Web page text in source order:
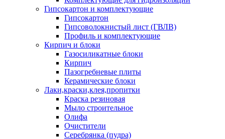
Гипсокартон и комплектующие
Гипсокартон
Гипсоволокнистый лист (ГВЛВ)
Профиль и комплектующие
Кирпич и блоки
Газосиликатные блоки
Кирпич
Пазогребневые плиты
Керамические блоки
Лаки,краски,клея,пропитки
Краска резиновая
Мыло строительное
Олифа
Очистители
Серебрянка (пудра)